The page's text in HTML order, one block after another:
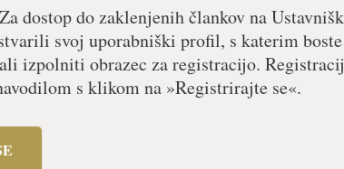
dostop do zaklenjenih člankov na
svoj uporabniški profil, s katerim
izpolniti obrazec za registracijo.
s klikom na »Registrirajte se«.